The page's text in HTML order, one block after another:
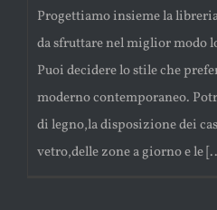
Progettiamo insieme la
da sfruttare nel miglior modo
Puoi decidere lo stile che
moderno contemporaneo.
di legno,la disposizione dei
vetro,delle zone a giorno e le